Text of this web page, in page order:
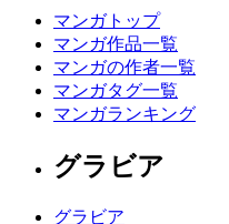
マンガトップ
マンガ作品一覧
マンガの作者一覧
マンガタグ一覧
マンガランキング
グラビア
グラビア